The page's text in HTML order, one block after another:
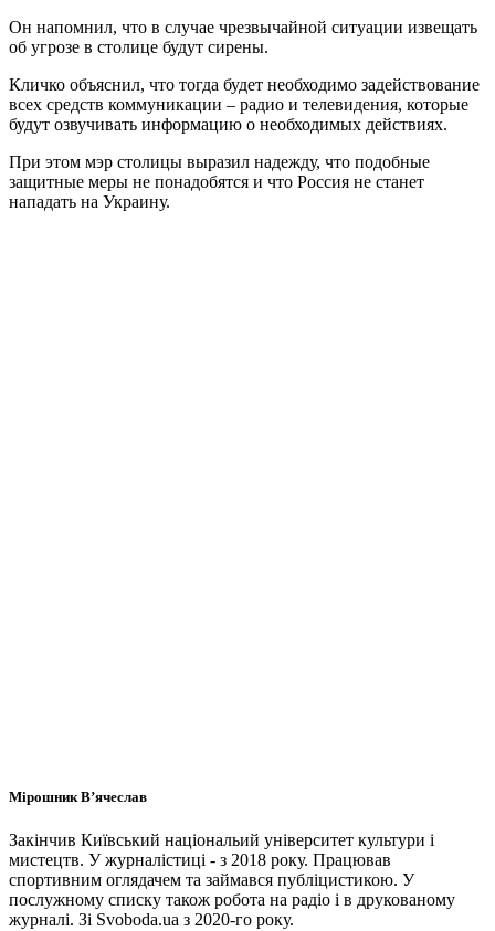
Он напомнил, что в случае чрезвычайной ситуации извещать
об угрозе в столице будут сирены.
Кличко объяснил, что тогда будет необходимо задействование
всех средств коммуникации – радио и телевидения, которые
будут озвучивать информацию о необходимых действиях.
При этом мэр столицы выразил надежду, что подобные
защитные меры не понадобятся и что Россия не станет
нападать на Украину.
Мірошник В’ячеслав
Закінчив Київський національий університет культури і
мистецтв. У журналістиці - з 2018 року. Працював
спортивним оглядачем та займався публіцистикою. У
послужному списку також робота на радіо і в друкованому
журналі. Зі Svoboda.ua з 2020-го року.